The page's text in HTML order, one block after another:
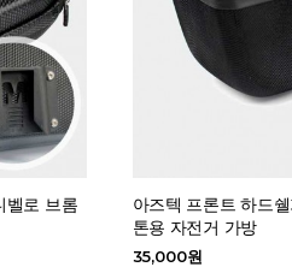
벨로 브롬
아즈텍 프론트 하드
톤용 자전거 가방
35,000원